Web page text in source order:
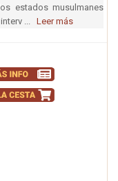
estados musulmanes
... Leer más